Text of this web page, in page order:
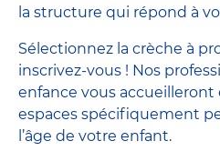
la structure qui répond à
Sélectionnez la crèche à
inscrivez-vous ! Nos
enfance vous accueilleront
espaces spécifiquement
l’âge de votre enfant.